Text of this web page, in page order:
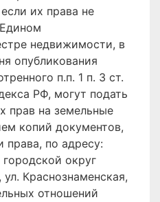
их права не
недвижимости, в
опубликования
п.п. 1 п. 3 ст.
РФ, могут подать
прав на земельные
копий документов,
по адресу:
округ
Краснознаменская,
отношений